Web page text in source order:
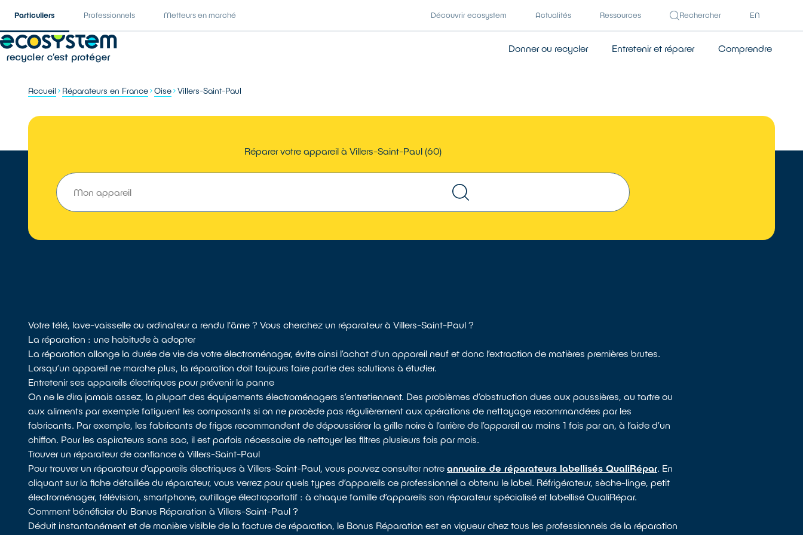
Particuliers Professionnels Metteurs en marché Découvrir ecosystem Actualités Ressources Rechercher EN
Donner ou recycler Entretenir et réparer Comprendre
Accueil Réparateurs en France Oise Villers-Saint-Paul
Réparer votre appareil à Villers-Saint-Paul (60)
Votre télé, lave-vaisselle ou ordinateur a rendu l'âme ? Vous cherchez un réparateur à Villers-Saint-Paul ?
La réparation : une habitude à adopter
La réparation allonge la durée de vie de votre électroménager, évite ainsi l’achat d'un appareil neuf et donc l’extraction de matières premières brutes.
Lorsqu’un appareil ne marche plus, la réparation doit toujours faire partie des solutions à étudier.
Entretenir ses appareils électriques pour prévenir la panne
On ne le dira jamais assez, la plupart des équipements électroménagers s’entretiennent. Des problèmes d’obstruction dues aux poussières, au tartre ou
aux aliments par exemple fatiguent les composants si on ne procède pas régulièrement aux opérations de nettoyage recommandées par les
fabricants. Par exemple, les fabricants de frigos recommandent de dépoussiérer la grille noire à l’arrière de l’appareil au moins 1 fois par an, à l’aide d’un
chiffon. Pour les aspirateurs sans sac, il est parfois nécessaire de nettoyer les filtres plusieurs fois par mois.
Trouver un réparateur de confiance à Villers-Saint-Paul
Pour trouver un réparateur d’appareils électriques à Villers-Saint-Paul, vous pouvez consulter notreannuaire de réparateurs labellisés QualiRépar. En
cliquant sur la fiche détaillée du réparateur, vous verrez pour quels types d’appareils ce professionnel a obtenu le label. Réfrigérateur, sèche-linge, petit
électroménager, télévision, smartphone, outillage électroportatif : à chaque famille d’appareils son réparateur spécialisé et labellisé QualiRépar.
Comment bénéficier du Bonus Réparation à Villers-Saint-Paul ?
Déduit instantanément et de manière visible de la facture de réparation, le Bonus Réparation est en vigueur chez tous les professionnels de la réparation